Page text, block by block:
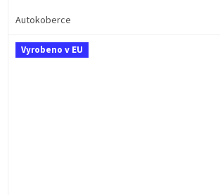
Autokoberce
Vyrobeno v EU